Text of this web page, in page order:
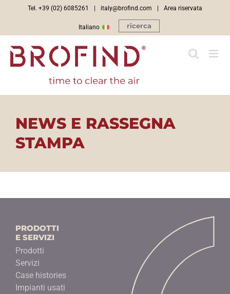
Tel. +39 (02) 6085261 italy@brofind.com Area riservata
Italiano ricerca
NEWS E RASSEGNA
STAMPA
PRODOTTI
E SERVIZI
Prodotti
Servizi
Case histories
Impianti usati